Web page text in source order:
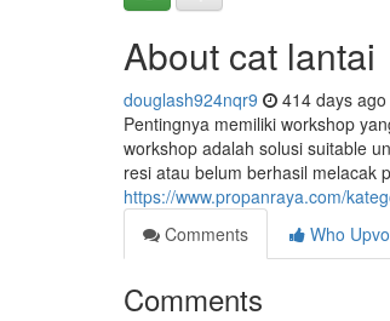
About cat lantai
douglash924nqr9 414 days ago
Pentingnya memiliki workshop
workshop adalah solusi suitable
resi atau belum berhasil melacak
https://www.propanraya.com/
Comments
Who
Comments